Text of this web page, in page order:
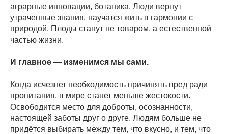
аграрные инновации, ботаника. Люди вернут
утраченные знания, научатся жить в гармонии с
природой. Плоды станут не товаром, а естественной
частью жизни.
И главное — изменимся мы сами.
Когда исчезнет необходимость причинять вред ради
пропитания, в мире станет меньше жестокости.
Освободится место для доброты, осознанности,
настоящей заботы друг о друге. Людям больше не
придётся выбирать между тем, что вкусно, и тем, что